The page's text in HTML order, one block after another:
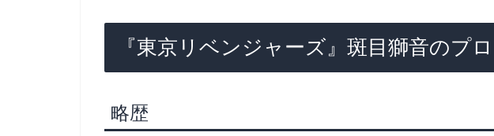
『東京リベンジャーズ』斑目獅音のプ
略歴